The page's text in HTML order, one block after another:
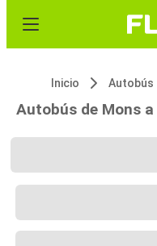
Inicio Autobús
Autobús de Mons a